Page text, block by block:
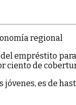
empréstito
de
es de